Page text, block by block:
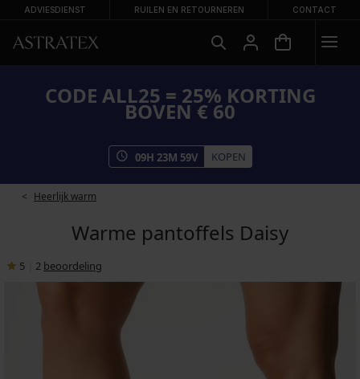
ADVIESDIENST RUILEN EN RETOURNEREN CONTACT
CODE ALL25 = 25% KORTING
BOVEN € 60
09H 23M 59V KOPEN
Heerlijk warm
Warme pantoffels Daisy
5 2 beoordeling